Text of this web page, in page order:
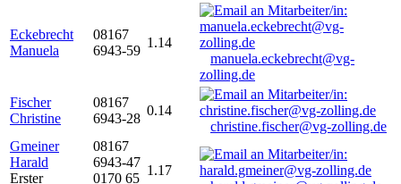
Eckebrecht
Manuela
08167
6943-59
1.14
manuela.eckebrecht@vg-
zolling.de
Fischer
Christine
08167
6943-28
0.14
christine.fischer@vg-zolling.de
Gmeiner
Harald
Erster
08167
6943-47
0170 65
1.17